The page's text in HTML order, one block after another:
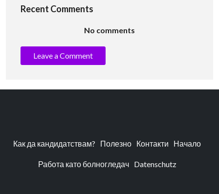
Recent Comments
No comments
Leave a Comment
Как да кандидатствам? Полезно Контакти Начало
Работа като болногледач Datenschutz